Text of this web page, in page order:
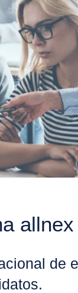
allnex
de